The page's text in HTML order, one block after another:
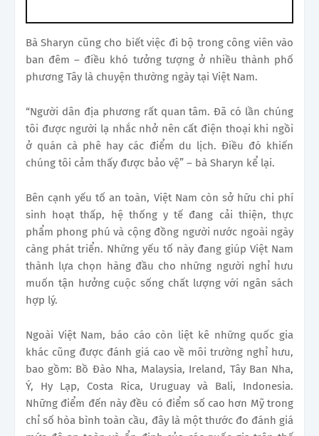
Bà Sharyn cũng cho biết việc đi bộ trong công viên vào
ban đêm – điều khó tưởng tượng ở nhiều thành phố
phương Tây là chuyện thường ngày tại Việt Nam.
“Người dân địa phương rất quan tâm. Đã có lần chúng
tôi được người lạ nhắc nhở nên cất điện thoại khi ngồi
ở quán cà phê hay các điểm du lịch. Điều đó khiến
chúng tôi cảm thấy được bảo vệ” – bà Sharyn kể lại.
Bên cạnh yếu tố an toàn, Việt Nam còn sở hữu chi phí
sinh hoạt thấp, hệ thống y tế đang cải thiện, thực
phẩm phong phú và cộng đồng người nước ngoài ngày
càng phát triển. Những yếu tố này đang giúp Việt Nam
thành lựa chọn hàng đầu cho những người nghỉ hưu
muốn tận hưởng cuộc sống chất lượng với ngân sách
hợp lý.
Ngoài Việt Nam, báo cáo còn liệt kê những quốc gia
khác cũng được đánh giá cao về môi trường nghỉ hưu,
bao gồm: Bồ Đào Nha, Malaysia, Ireland, Tây Ban Nha,
Ý, Hy Lạp, Costa Rica, Uruguay và Bali, Indonesia.
Những điểm đến này đều có điểm số cao hơn Mỹ trong
chỉ số hòa bình toàn cầu, đây là một thước đo đánh giá